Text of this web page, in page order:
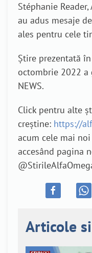
Stéphanie
au adus mesaje
ales pentru cele
Știre prezentată
octombrie 2022
NEWS.
Click pentru alte
creștine: https://
acum cele mai
accesând pagina
Articole